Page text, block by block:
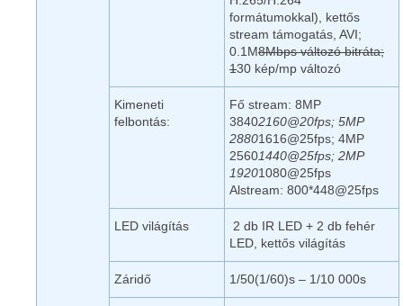
formátumokkal), kettős
stream támogatás, AVI;
0.1M8Mbps változó bitráta;
130 kép/mp változó
Kimeneti
felbontás:
Fő stream: 8MP
38402160@20fps; 5MP
28801616@25fps; 4MP
25601440@25fps; 2MP
19201080@25fps
Alstream: 800*448@25fps
LED világítás
2 db IR LED + 2 db fehér
LED, kettős világítás
Záridő 1/50(1/60)s – 1/10 000s